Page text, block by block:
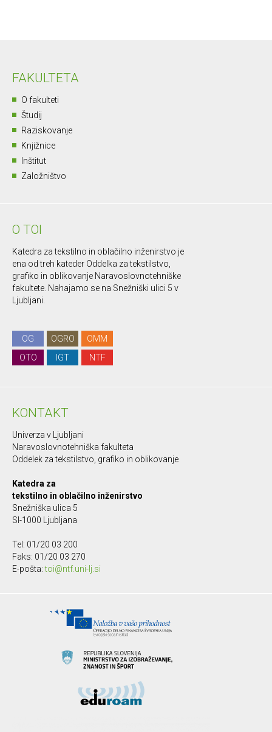
FAKULTETA
O fakulteti
Študij
Raziskovanje
Knjižnice
Inštitut
Založništvo
O TOI
Katedra za tekstilno in oblačilno inženirstvo je
ena od treh kateder Oddelka za tekstilstvo,
grafiko in oblikovanje Naravoslovnotehniške
fakultete. Nahajamo se na Snežniški ulici 5 v
Ljubljani.
OG OGRO
OMM
OTO
IGT NTF
KONTAKT
Univerza v Ljubljani
Naravoslovnotehniška fakulteta
Oddelek za tekstilstvo, grafiko in oblikovanje
Katedra za
tekstilno in oblačilno inženirstvo
Snežniška ulica 5
SI-1000 Ljubljana
Tel: 01/20 03 200
Faks: 01/20 03 270
E-pošta:toi@ntf.uni-lj.si